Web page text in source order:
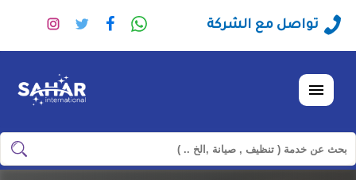
تواصل مع الشركة
راسلنا تابعنا تابعنا
القائمة
ابحث
في